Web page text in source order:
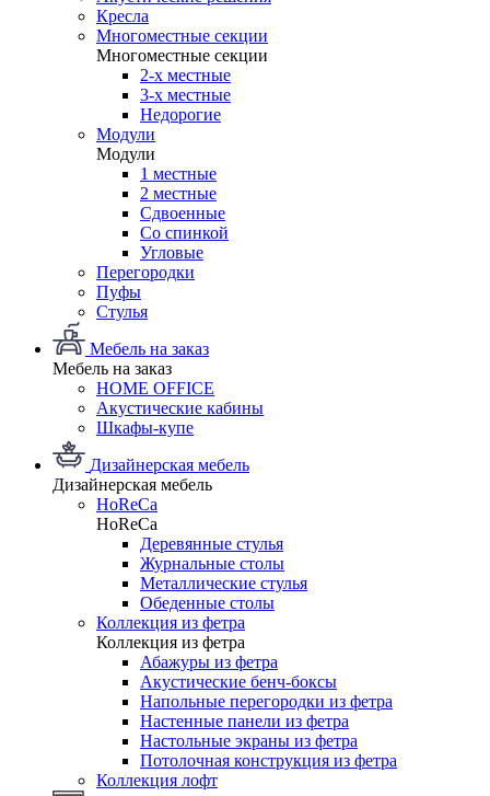
Кресла
Многоместные секции
Многоместные секции
2-х местные
3-х местные
Недорогие
Модули
Модули
1 местные
2 местные
Сдвоенные
Со спинкой
Угловые
Перегородки
Пуфы
Стулья
Мебель на заказ
Мебель на заказ
HOME OFFICE
Акустические кабины
Шкафы-купе
Дизайнерская мебель
Дизайнерская мебель
HoReCa
HoReCa
Деревянные стулья
Журнальные столы
Металлические стулья
Обеденные столы
Коллекция из фетра
Коллекция из фетра
Абажуры из фетра
Акустические бенч-боксы
Напольные перегородки из фетра
Настенные панели из фетра
Настольные экраны из фетра
Потолочная конструкция из фетра
Коллекция лофт